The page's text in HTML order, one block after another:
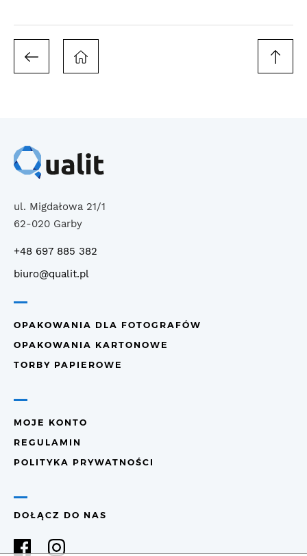
ul. Migdałowa 21/1
62-020 Garby
+48 697 885 382
biuro@qualit.pl
OPAKOWANIA DLA FOTOGRAFÓW
OPAKOWANIA KARTONOWE
TORBY PAPIEROWE
MOJE KONTO
REGULAMIN
POLITYKA PRYWATNOŚCI
DOŁĄCZ DO NAS